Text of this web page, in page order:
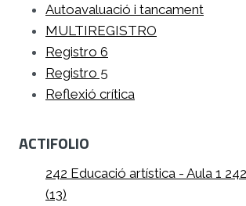
Autoavaluació i tancament
MULTIREGISTRO
Registro 6
Registro 5
Reflexió crítica
ACTIFOLIO
242 Educació artística - Aula 1
(13)